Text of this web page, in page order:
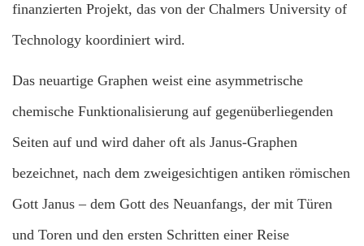
finanzierten Projekt, das von der Chalmers University of
Technology koordiniert wird.
Das neuartige Graphen weist eine asymmetrische
chemische Funktionalisierung auf gegenüberliegenden
Seiten auf und wird daher oft als Janus-Graphen
bezeichnet, nach dem zweigesichtigen antiken römischen
Gott Janus – dem Gott des Neuanfangs, der mit Türen
und Toren und den ersten Schritten einer Reise